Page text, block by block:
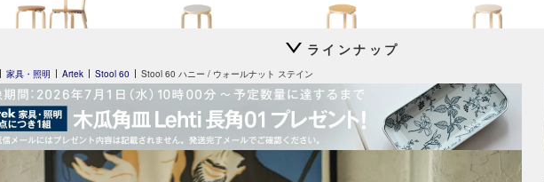
by scope 2023
別注リノリウム
別注リノリウム 無着色
ラインナップ
家具・照明 Artek Stool 60 Stool 60 ハニー / ウォールナット ステイン